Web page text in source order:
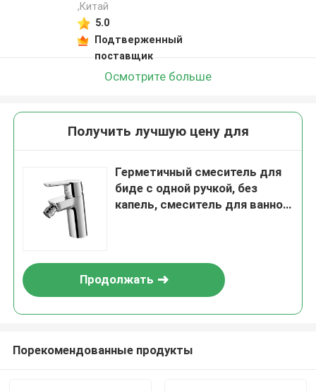
,Китай
5.0
Подтверженный
поставщик
Осмотрите больше
Получить лучшую цену для
Герметичный смеситель для
биде с одной ручкой, без
капель, смеситель для ванной
Продолжать
Порекомендованные продукты